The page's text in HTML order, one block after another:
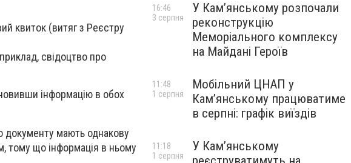
квиток (витяг з Реєстру
свідоцтво про
інформацію в обох
документу мають однакову
тому що інформація в ньому
У Кам’янському розпочали
реконструкцію
Меморіального комплексу
на Майдані Героїв
16:46
3 серпня
Мобільний ЦНАП у
Кам’янському працюватиме
в серпні: графік виїздів
11:48
1 серпня
У Кам’янському
11:18
1 серпня